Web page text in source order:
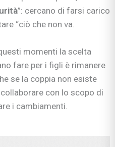
”: cercano di farsi carico
“ciò che non va.
momenti la scelta
fare per i figli è rimanere
se la coppia non esiste
con lo scopo di
i cambiamenti.